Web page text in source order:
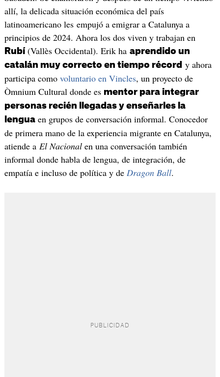
allí, la delicada situación económica del país
latinoamericano les empujó a emigrar a Catalunya a
principios de 2024. Ahora los dos viven y trabajan en
Rubí(Vallès Occidental). Erik ha aprendido un
catalán muy correcto en tiempo récord y ahora
participa como voluntario en Vincles, un proyecto de
Òmnium Cultural donde es mentor para integrar
personas recién llegadas y enseñarles la
lenguaen grupos de conversación informal. Conocedor
de primera mano de la experiencia migrante en Catalunya,
atiende a El Nacionalen una conversación también
informal donde habla de lengua, de integración, de
empatía e incluso de política y de Dragon Ball.